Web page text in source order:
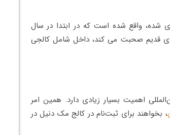
شده، واقع شده است که در ابتدا در سال
قدیم صحبت می کند، داخل شامل کالجی
اهمیت بسیار زیادی دارد. همین امر
، بخواهند برای ثبت‌نام در کالج مک دنیل در